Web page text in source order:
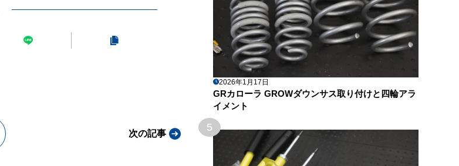
次の記事
2026年1月17日
GRカローラ GROWダウンサス取り付けと四輪アラ
イメント
5